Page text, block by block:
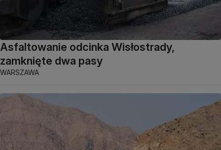
Asfaltowanie odcinka Wisłostrady,
zamknięte dwa pasy
WARSZAWA